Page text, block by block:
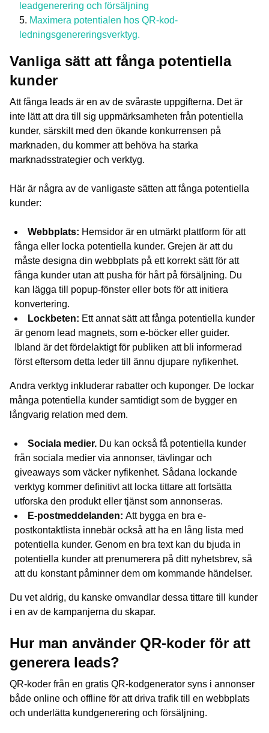
leadgenerering och försäljning
Maximera potentialen hos QR-kod-
ledningsgenereringsverktyg.
Vanliga sätt att fånga potentiella
kunder
Att fånga leads är en av de svåraste uppgifterna. Det är
inte lätt att dra till sig uppmärksamheten från potentiella
kunder, särskilt med den ökande konkurrensen på
marknaden, du kommer att behöva ha starka
marknadsstrategier och verktyg.
Här är några av de vanligaste sätten att fånga potentiella
kunder:
Webbplats: Hemsidor är en utmärkt plattform för att
fånga eller locka potentiella kunder. Grejen är att du
måste designa din webbplats på ett korrekt sätt för att
fånga kunder utan att pusha för hårt på försäljning. Du
kan lägga till popup-fönster eller bots för att initiera
konvertering.
Lockbeten: Ett annat sätt att fånga potentiella kunder
är genom lead magnets, som e-böcker eller guider.
Ibland är det fördelaktigt för publiken att bli informerad
först eftersom detta leder till ännu djupare nyfikenhet.
Andra verktyg inkluderar rabatter och kuponger. De lockar
många potentiella kunder samtidigt som de bygger en
långvarig relation med dem.
Sociala medier. Du kan också få potentiella kunder
från sociala medier via annonser, tävlingar och
giveaways som väcker nyfikenhet. Sådana lockande
verktyg kommer definitivt att locka tittare att fortsätta
utforska den produkt eller tjänst som annonseras.
E-postmeddelanden: Att bygga en bra e-
postkontaktlista innebär också att ha en lång lista med
potentiella kunder. Genom en bra text kan du bjuda in
potentiella kunder att prenumerera på ditt nyhetsbrev, så
att du konstant påminner dem om kommande händelser.
Du vet aldrig, du kanske omvandlar dessa tittare till kunder
i en av de kampanjerna du skapar.
Hur man använder QR-koder för att
generera leads?
QR-koder från en gratis QR-kodgenerator syns i annonser
både online och offline för att driva trafik till en webbplats
och underlätta kundgenerering och försäljning.